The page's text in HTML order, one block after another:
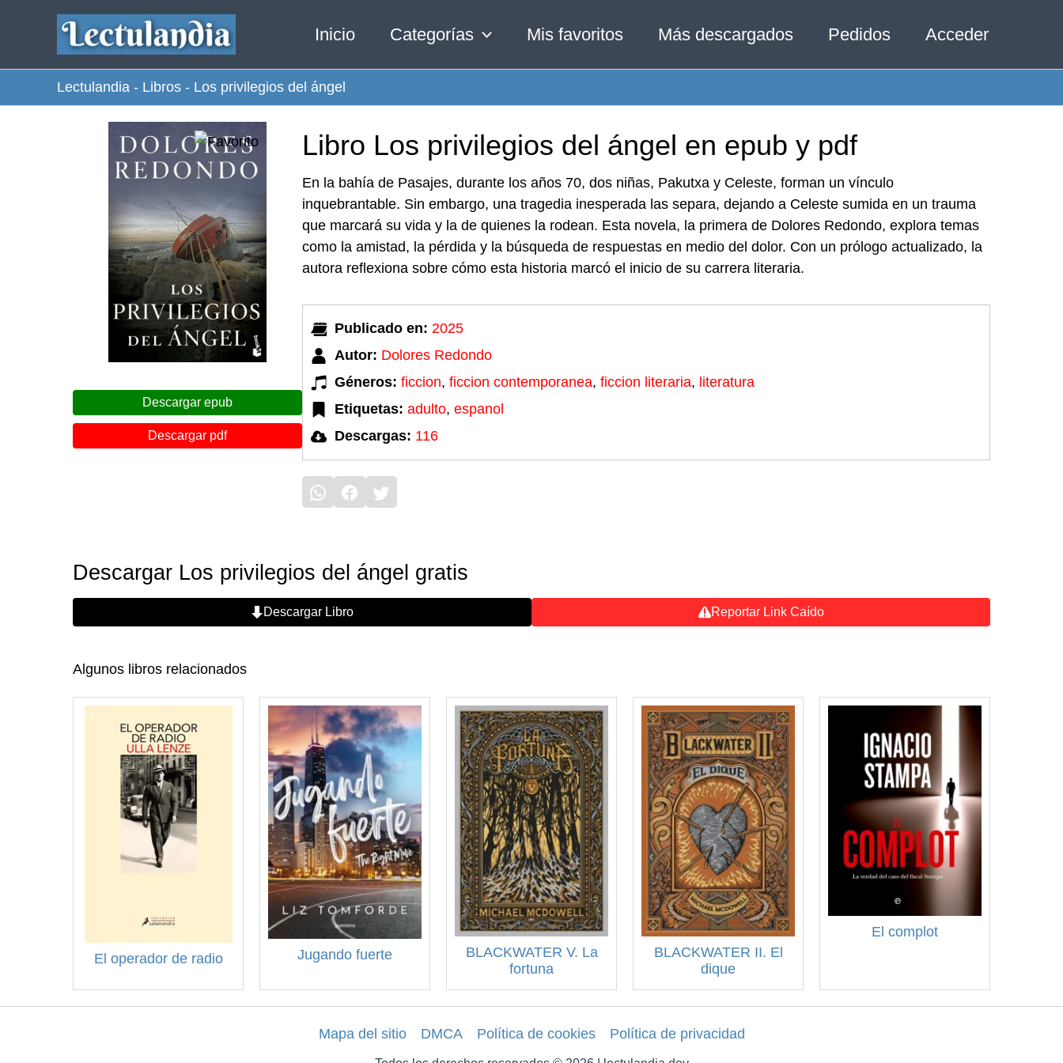
contenido
Inicio Categorías Mis favoritos Más descargados Pedidos Acceder
Lectulandia - Libros - Los privilegios del ángel
Descargar epub
Descargar pdf
Libro Los privilegios del ángel en epub y pdf
En la bahía de Pasajes, durante los años 70, dos niñas, Pakutxa y Celeste, forman un vínculo
inquebrantable. Sin embargo, una tragedia inesperada las separa, dejando a Celeste sumida en un trauma
que marcará su vida y la de quienes la rodean. Esta novela, la primera de Dolores Redondo, explora temas
como la amistad, la pérdida y la búsqueda de respuestas en medio del dolor. Con un prólogo actualizado, la
autora reflexiona sobre cómo esta historia marcó el inicio de su carrera literaria.
Publicado en: 2025
Autor: Dolores Redondo
Géneros: ficcion, ficcion contemporanea, ficcion literaria, literatura
Etiquetas: adulto, espanol
Descargas: 116
Descargar Los privilegios del ángel gratis
Descargar Libro Reportar Link Caído
Algunos libros relacionados
El operador de radio Jugando fuerte
BLACKWATER V. La
fortuna
BLACKWATER II. El
dique
El complot
Mapa del sitio DMCA Política de cookies Política de privacidad